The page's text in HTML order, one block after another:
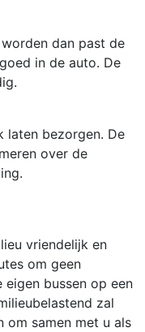
dan past de
in de auto. De
laten bezorgen. De
over de
vriendelijk en
om geen
bussen op een
zal
om samen met u als